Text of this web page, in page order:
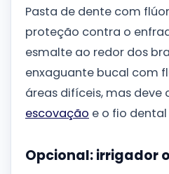
Pasta de dente com
proteção contra o
esmalte ao redor dos
enxaguante bucal com
áreas difíceis, mas
escovação e o fio
Opcional: irrigador